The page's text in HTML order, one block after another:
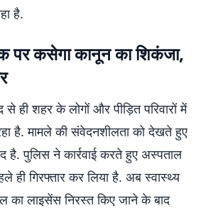
है.
पर कसेगा कानून का शिकंजा,
से ही शहर के लोगों और पीड़ित परिवारों में
है. मामले की संवेदनशीलता को देखते हुए
है. पुलिस ने कार्रवाई करते हुए अस्पताल
ही गिरफ्तार कर लिया है. अब स्वास्थ्य
का लाइसेंस निरस्त किए जाने के बाद